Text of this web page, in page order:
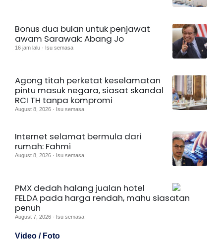
Bonus dua bulan untuk penjawat
awam Sarawak: Abang Jo
16 jam lalu · Isu semasa
Agong titah perketat keselamatan
pintu masuk negara, siasat skandal
RCI TH tanpa kompromi
August 8, 2026 · Isu semasa
Internet selamat bermula dari
rumah: Fahmi
August 8, 2026 · Isu semasa
PMX dedah halang jualan hotel
FELDA pada harga rendah, mahu siasatan
penuh
August 7, 2026 · Isu semasa
Video / Foto